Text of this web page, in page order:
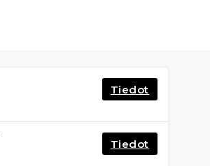
Tiedot
Tiedot